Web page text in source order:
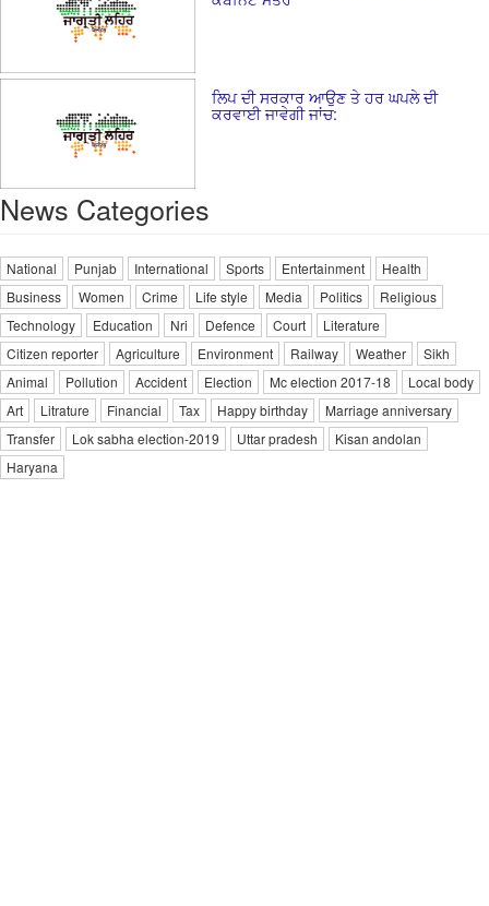
ਲਿਪ ਦੀ ਸਰਕਾਰ ਆਉਣ ਤੇ ਹਰ ਘਪਲੇ ਦੀ
ਕਰਵਾਈ ਜਾਵੇਗੀ ਜਾਂਚ:
News Categories
National Punjab International Sports Entertainment
Health
Business
Women Crime Life style Media Politics
Religious
Technology
Education Nri Defence Court
Literature
Citizen reporter
Agriculture Environment Railway Weather
Sikh
Animal
Pollution Accident Election Mc election 2017-18
Local body
Art
Litrature Financial Tax Happy birthday
Marriage anniversary
Transfer
Lok sabha election-2019 Uttar pradesh
Kisan andolan
Haryana